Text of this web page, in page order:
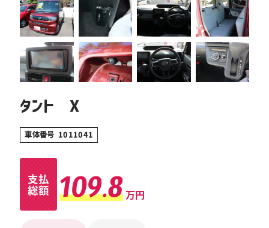
タント X
車体番号 1011041
支払
総額 109.8 万円